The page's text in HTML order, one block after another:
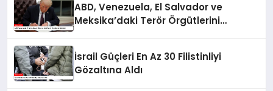
ABD, Venezuela, El Salvador ve
Meksika’daki Terör Örgütlerini
İsrail Güçleri En Az 30 Filistinliyi
Gözaltına Aldı